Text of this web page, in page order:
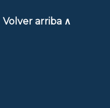
Volver arriba ∧